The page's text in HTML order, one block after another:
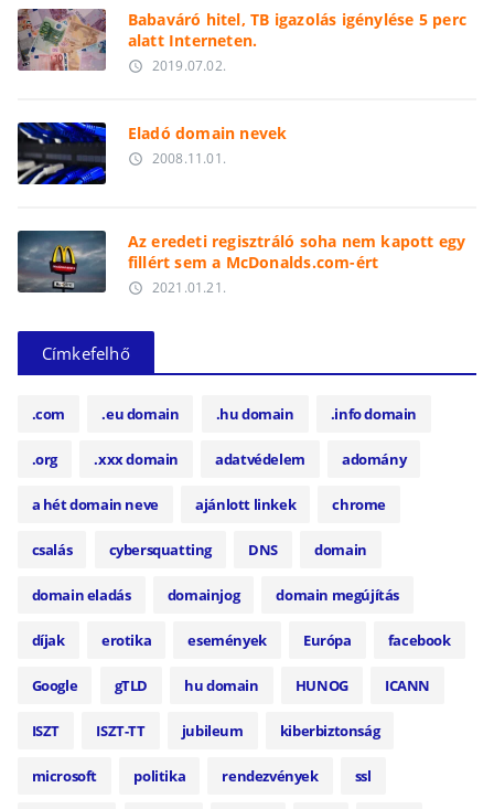
Babaváró hitel, TB igazolás igénylése 5 perc
alatt Interneten.
access_time 2019.07.02.
Eladó domain nevek
access_time 2008.11.01.
Az eredeti regisztráló soha nem kapott egy
fillért sem a McDonalds.com-ért
access_time 2021.01.21.
Címkefelhő
.com .eu domain .hu domain .info domain
.org .xxx domain adatvédelem adomány
a hét domain neve ajánlott linkek chrome
csalás cybersquatting DNS domain
domain eladás domainjog domain megújítás
díjak erotika események Európa facebook
Google gTLD hu domain HUNOG ICANN
ISZT ISZT-TT jubileum kiberbiztonság
microsoft politika rendezvények ssl